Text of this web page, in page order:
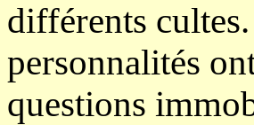
différents
personnalités
questions